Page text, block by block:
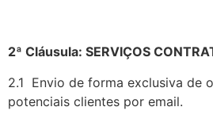
2ª Cláusula: SERVIÇOS
2.1 Envio de forma exclusiva de
potenciais clientes por email.